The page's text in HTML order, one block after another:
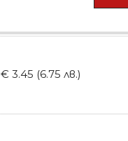
€ 3.45 (6.75 лв.)